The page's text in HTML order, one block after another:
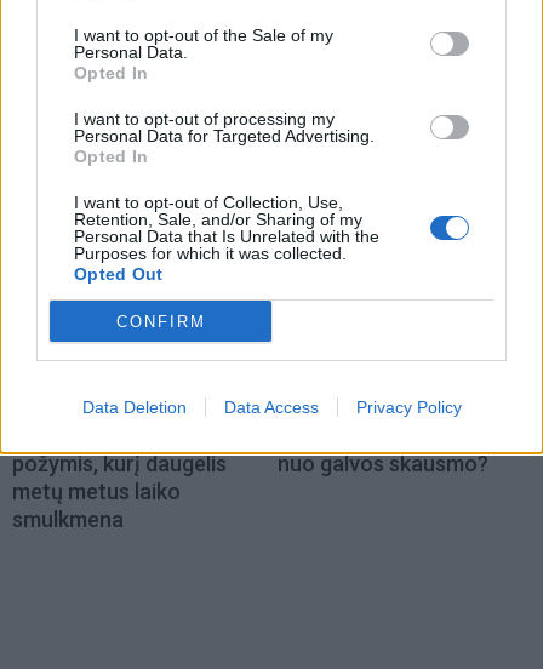
I want to opt-out of the Sale of my
Personal Data.
Opted In
I want to opt-out of processing my
Personal Data for Targeted Advertising.
Opted In
I want to opt-out of Collection, Use,
Retention, Sale, and/or Sharing of my
Personal Data that Is Unrelated with the
Purposes for which it was collected.
Opted Out
CONFIRM
Data Deletion Data Access Privacy Policy
Patekti pas vaikų
kardiologą - misija
neįmanoma?
(1)
Gimdymas namuose:
pavojingas
eksperimentas? Kur
prasideda rizika?
Sveikata
požymis, kurį daugelis
metų metus laiko
smulkmena
Sveikata
nuo galvos skausmo?